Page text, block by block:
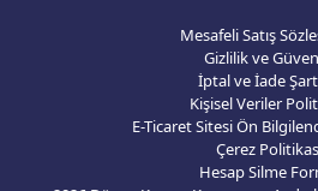
Mesafeli Satış
Gizlilik ve
İptal ve İade
Kişisel Veriler
E-Ticaret Sitesi Ön
Çerez
Hesap Silme